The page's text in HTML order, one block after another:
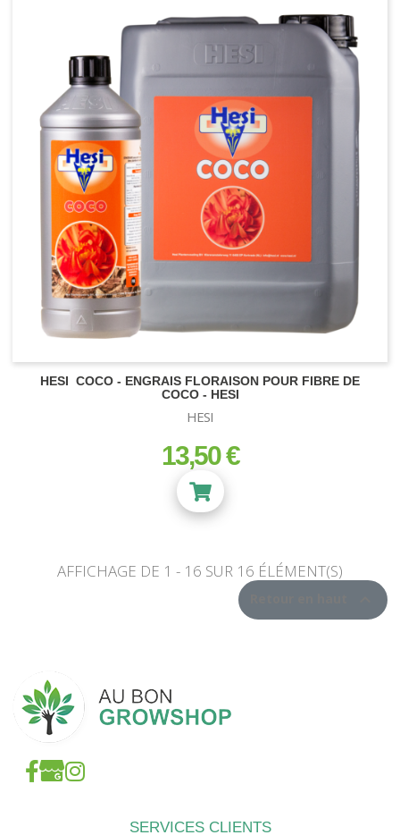
KIT CONTRÔLE DES ODEURS
BALLAST
Ballast Magnétique
Ballast Electronique
ECLAIRAGE CMH
HESI COCO - ENGRAIS FLORAISON POUR FIBRE DE
COCO - HESI
HESI
prix
13,50 €
AFFICHAGE DE 1 - 16 SUR 16 ÉLÉMENT(S)
SERVICES CLIENTS